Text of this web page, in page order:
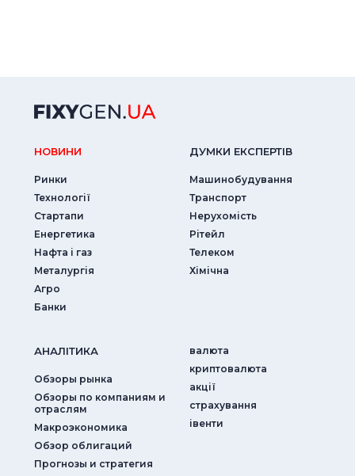
НОВИНИ
Ринки
Технології
Стартапи
Енергетика
Нафта і газ
Металургія
Агро
Банки
ДУМКИ ЕКСПЕРТIВ
Машинобудування
Транспорт
Нерухомість
Рітейл
Телеком
Хімічна
АНАЛIТИКА
Обзоры рынка
Обзоры по компаниям и
отраслям
Макроэкономика
Обзор облигаций
Прогнозы и стратегия
валюта
криптовалюта
акції
страхування
iвенти